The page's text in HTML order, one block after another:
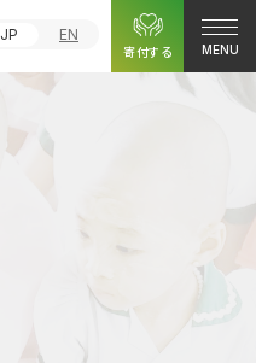
JP
EN
寄付する
MENU